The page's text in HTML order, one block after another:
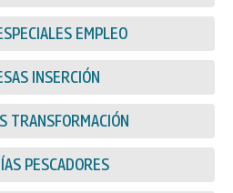
EMPLEO
INSERCIÓN
TRANSFORMACIÓN
PESCADORES